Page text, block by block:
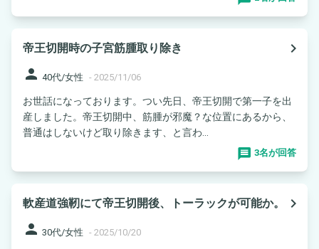
帝王切開時の子宮筋腫取り除き
navigate_next
person 40代/女性 - 2025/11/06
お世話になっております。つい先日、帝王切開で第一子を出
産しました。帝王切開中、筋腫が邪魔？な位置にあるから、
普通はしないけど取り除きます、と言わ...
3名が回答
軟産道強靭にて帝王切開後、トーラックが可能か。
navigate_next
person 30代/女性 - 2025/10/20